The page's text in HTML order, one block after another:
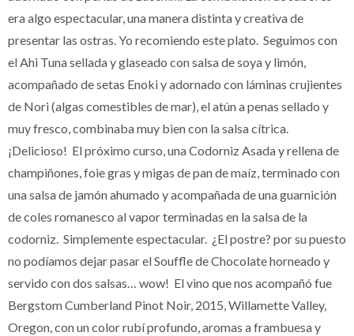
era algo espectacular, una manera distinta y creativa de
presentar las ostras. Yo recomiendo este plato. Seguimos con
el Ahi Tuna sellada y glaseado con salsa de soya y limón,
acompañado de setas Enoki y adornado con láminas crujientes
de Nori (algas comestibles de mar), el atún a penas sellado y
muy fresco, combinaba muy bien con la salsa cítrica.
¡Delicioso! El próximo curso, una Codorniz Asada y rellena de
champiñones, foie gras y migas de pan de maíz, terminado con
una salsa de jamón ahumado y acompañada de una guarnición
de coles romanesco al vapor terminadas en la salsa de la
codorniz. Simplemente espectacular. ¿El postre? por su puesto
no podíamos dejar pasar el Souffle de Chocolate horneado y
servido con dos salsas… wow! El vino que nos acompañó fue
Bergstom Cumberland Pinot Noir, 2015, Willamette Valley,
Oregon, con un color rubí profundo, aromas a frambuesa y